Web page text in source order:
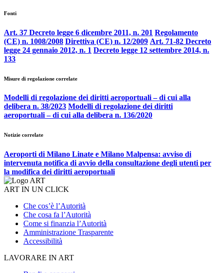
Fonti
Art. 37 Decreto legge 6 dicembre 2011, n. 201 Regolamento
(CE) n. 1008/2008 Direttiva (CE) n. 12/2009 Art. 71-82 Decreto
legge 24 gennaio 2012, n. 1 Decreto legge 12 settembre 2014, n.
133
Misure di regolazione correlate
Modelli di regolazione dei diritti aeroportuali – di cui alla
delibera n. 38/2023 Modelli di regolazione dei diritti
aeroportuali – di cui alla delibera n. 136/2020
Notizie correlate
Aeroporti di Milano Linate e Milano Malpensa: avviso di
intervenuta notifica di avvio della consultazione degli utenti per
la modifica dei diritti aeroportuali
ART IN UN CLICK
Che cos’è l’Autorità
Che cosa fa l’Autorità
Come si finanzia l’Autorità
Amministrazione Trasparente
Accessibilità
LAVORARE IN ART